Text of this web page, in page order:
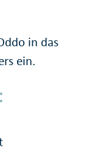
in das
ein.